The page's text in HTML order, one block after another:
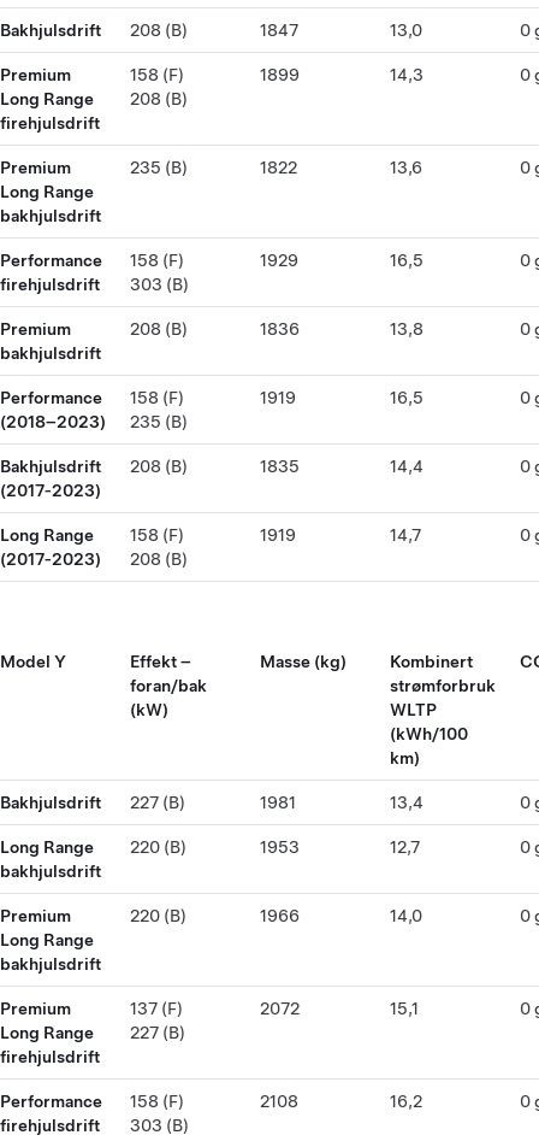
Bakhjulsdrift 208 (B) 1847 13,0 0
Premium
Long Range
firehjulsdrift
158 (F)
208 (B)
1899 14,3 0
Premium
Long Range
bakhjulsdrift
235 (B) 1822 13,6 0
Performance
firehjulsdrift
158 (F)
303 (B)
1929 16,5 0
Premium
bakhjulsdrift
208 (B) 1836 13,8 0
Performance
(2018–2023)
158 (F)
235 (B)
1919 16,5 0
Bakhjulsdrift
(2017‑2023)
208 (B) 1835 14,4 0
Long Range
(2017‑2023)
158 (F)
208 (B)
1919 14,7 0
Model Y
Effekt –
foran/bak
(kW)
Masse (kg)
Kombinert
strømforbruk
WLTP
(kWh/100
km)
Bakhjulsdrift 227 (B) 1981 13,4 0
Long Range
bakhjulsdrift
220 (B) 1953 12,7 0
Premium
Long Range
bakhjulsdrift
220 (B) 1966 14,0 0
Premium
Long Range
firehjulsdrift
137 (F)
227 (B)
2072 15,1 0
Performance
firehjulsdrift
158 (F)
303 (B)
2108 16,2 0